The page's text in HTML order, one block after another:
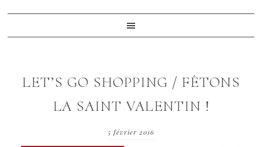
LET’S GO SHOPPING / FÊTONS
LA SAINT VALENTIN !
5 février 2016